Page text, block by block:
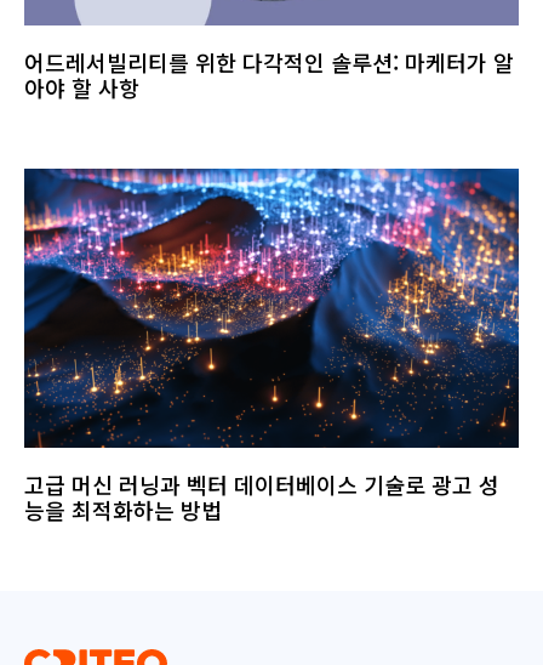
어드레서빌리티를 위한 다각적인 솔루션: 마케터가 알
아야 할 사항
고급 머신 러닝과 벡터 데이터베이스 기술로 광고 성
능을 최적화하는 방법